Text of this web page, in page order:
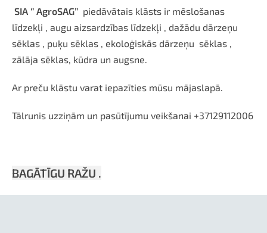
SIA ‘’ AgroSAG’’ piedāvātais klāsts ir mēslošanas
līdzekļi , augu aizsardzības līdzekļi , dažādu dārzeņu
sēklas , puķu sēklas , ekoloģiskās dārzeņu sēklas ,
zālāja sēklas, kūdra un augsne.
Ar preču klāstu varat iepazīties mūsu mājaslapā.
Tālrunis uzziņām un pasūtījumu veikšanai +37129112006
BAGĀTĪGU RAŽU .